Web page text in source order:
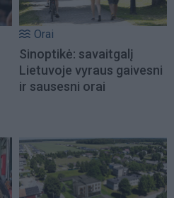
Orai
Sinoptikė: savaitgalį
Lietuvoje vyraus gaivesni
ir sausesni orai